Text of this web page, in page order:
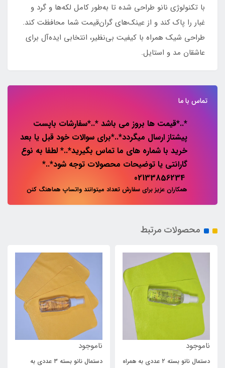
با تکنولوژی نانو طراحی شده تا به‌طور کامل لکه‌ها و گرد و
غبار را پاک کند و از عینک‌های گران‌قیمت شما محافظت کند.
طراحی شیک همراه با کیفیت بی‌نظیر، انتخابی ایده‌آل برای
عاشقان مد و استایل.
تماس با ما
*..*قیمت ها بروز می باشد *..*سفارشات باپست
پیشتاز ارسال میگردد*..*برای سوالات خود قبل یا بعد
خرید با شماره های ما تماس بگیرید*..* لطفا به نوع
گارانتی یا توضیحات محصولات توجه شود*..*
همکاران عزیز برای سفارش تعداد میتوانند واتساپ هماهنگ کنن
محصولات مرتبط
ناموجود
دستمال نانو بسته ۲ عددی به همراه
ناموجود
دستمال نانو بسته ۳ عددی به